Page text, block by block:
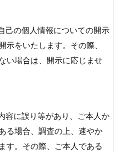
己の個人情報についての開示
をいたします。その際、
い場合は、開示に応じませ
容に誤り等があり、ご本人か
る場合、調査の上、速やか
す。その際、ご本人である